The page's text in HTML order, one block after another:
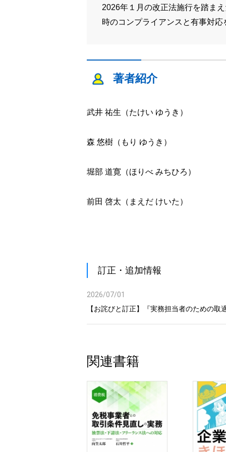
2026年１月の改正法施行を踏ま
時のコンプライアンスと有事対応
著者紹介
武井 祐生（たけい ゆうき）
森 悠樹（もり ゆうき）
堀部 道寛（ほりべ みちひろ）
前田 啓太（まえだ けいた）
訂正・追加情報
2026/07/01
【お詫びと訂正】『実務担当者のための
関連書籍